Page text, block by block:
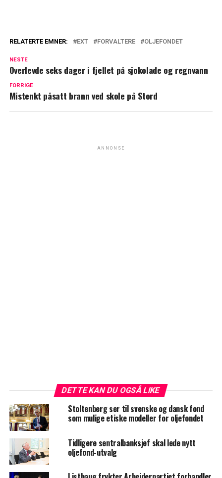
RELATERTE EMNER: EXT FORVALTERE OLJEFONDET
NESTE
Overlevde seks dager i fjellet på sjokolade og regnvann
FORRIGE
Mistenkt påsatt brann ved skole på Stord
ANNONSE
DETTE KAN DU OGSÅ LIKE
Stoltenberg ser til svenske og dansk fond
som mulige etiske modeller for oljefondet
Tidligere sentralbanksjef skal lede nytt
oljefond-utvalg